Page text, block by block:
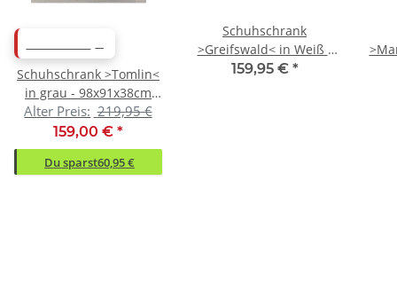
Schuhschrank >Tomlin<
in grau - 98x91x38cm
(BxHxT)
Alter Preis: 219,95 €
159,00 € *
Du sparst60,95 €
Schuhschrank
>Greifswald< in Weiß -
78x85x38cm (BxHxT)
159,95 € *